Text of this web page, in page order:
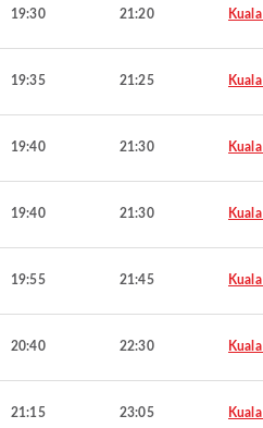
19:30 21:20
19:35 21:25
19:40 21:30
19:40 21:30
19:55 21:45
20:40 22:30
21:15 23:05